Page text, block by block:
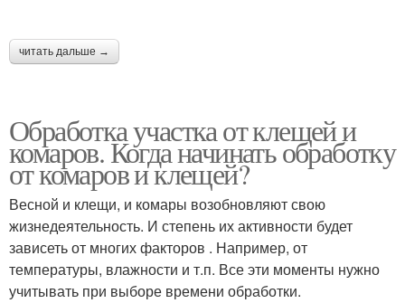
читать дальше →
Обработка участка от клещей и
комаров. Когда начинать обработку
от комаров и клещей?
Весной и клещи, и комары возобновляют свою
жизнедеятельность. И степень их активности будет
зависеть от многих факторов . Например, от
температуры, влажности и т.п. Все эти моменты нужно
учитывать при выборе времени обработки.